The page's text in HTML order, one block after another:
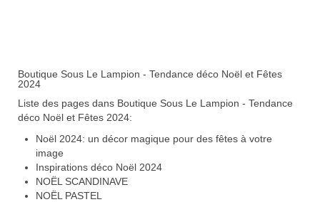
Boutique Sous Le Lampion - Tendance déco Noël et Fêtes
2024
Liste des pages dans Boutique Sous Le Lampion - Tendance
déco Noël et Fêtes 2024:
Noël 2024: un décor magique pour des fêtes à votre
image
Inspirations déco Noël 2024
NOËL SCANDINAVE
NOËL PASTEL